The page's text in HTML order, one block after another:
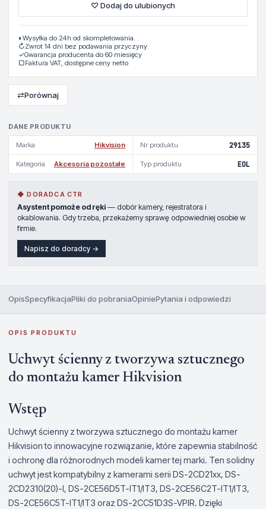
DANE PRODUKTU
Marka Hikvision Nr produktu 29135
Kategoria Akcesoria pozostałe Typ produktu EOL
◆ DORADCA CTR
Asystent pomoże od ręki — dobór kamery, rejestratora i
okablowania. Gdy trzeba, przekażemy sprawę odpowiedniej osobie w
firmie.
Napisz do doradcy →
♡ Dodaj do ulubionych
◐ Wysyłka do 24h od skompletowania.
↻Zwrot 14 dni bez podawania przyczyny
✓Gwarancja producenta do 60 miesięcy
▢Faktura VAT, dostępne ceny netto
⇄Porównaj
OpisSpecyfikacjaPliki do pobraniaOpiniePytania i odpowiedzi
OPIS PRODUKTU
Uchwyt ścienny z tworzywa sztucznego
do montażu kamer Hikvision
Wstęp
Uchwyt ścienny z tworzywa sztucznego do montażu kamer
Hikvision to innowacyjne rozwiązanie, które zapewnia stabilność
i ochronę dla różnorodnych modeli kamer tej marki. Ten solidny
uchwyt jest kompatybilny z kamerami serii DS-2CD21xx, DS-
2CD2310(20)-I, DS-2CE56D5T-IT1/IT3, DS-2CE56C2T-IT1/IT3,
DS-2CE56C5T-IT1/IT3 oraz DS-2CC51D3S-VPIR. Dzięki